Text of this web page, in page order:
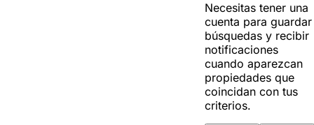
Necesitas tener una
cuenta para guardar
búsquedas y recibir
notificaciones
cuando aparezcan
propiedades que
coincidan con tus
criterios.